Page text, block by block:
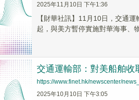
2025年11月10日 下午1:36
【財華社訊】11月10日，交通
起，與美方暫停實施對華海事、
交通運輸部：對美船舶收
https://www.finet.hk/newscenter/
2025年10月10日 下午3:05